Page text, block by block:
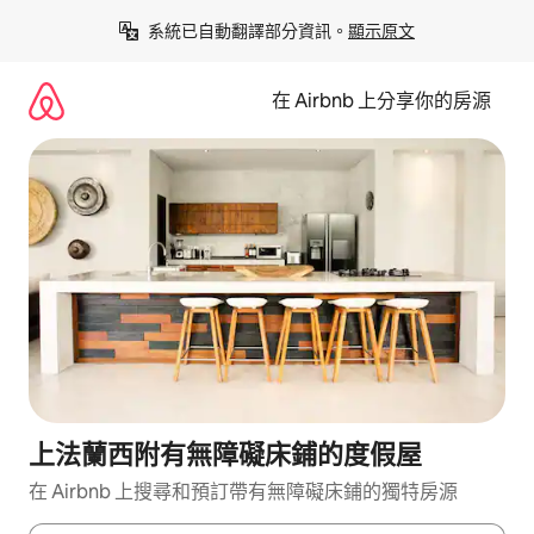
系統已自動翻譯部分資訊。 顯示原文
在 Airbnb 上分享你的房源
上法蘭西附有無障礙床鋪的度假屋
在 Airbnb 上搜尋和預訂帶有無障礙床鋪的獨特房源